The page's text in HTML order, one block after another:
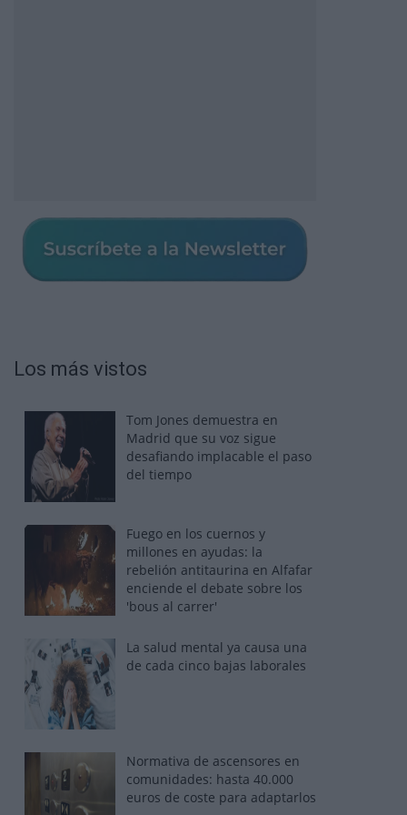
Los más vistos
Tom Jones demuestra en
Madrid que su voz sigue
desafiando implacable el paso
del tiempo
Fuego en los cuernos y
millones en ayudas: la
rebelión antitaurina en Alfafar
enciende el debate sobre los
'bous al carrer'
La salud mental ya causa una
de cada cinco bajas laborales
Normativa de ascensores en
comunidades: hasta 40.000
euros de coste para adaptarlos